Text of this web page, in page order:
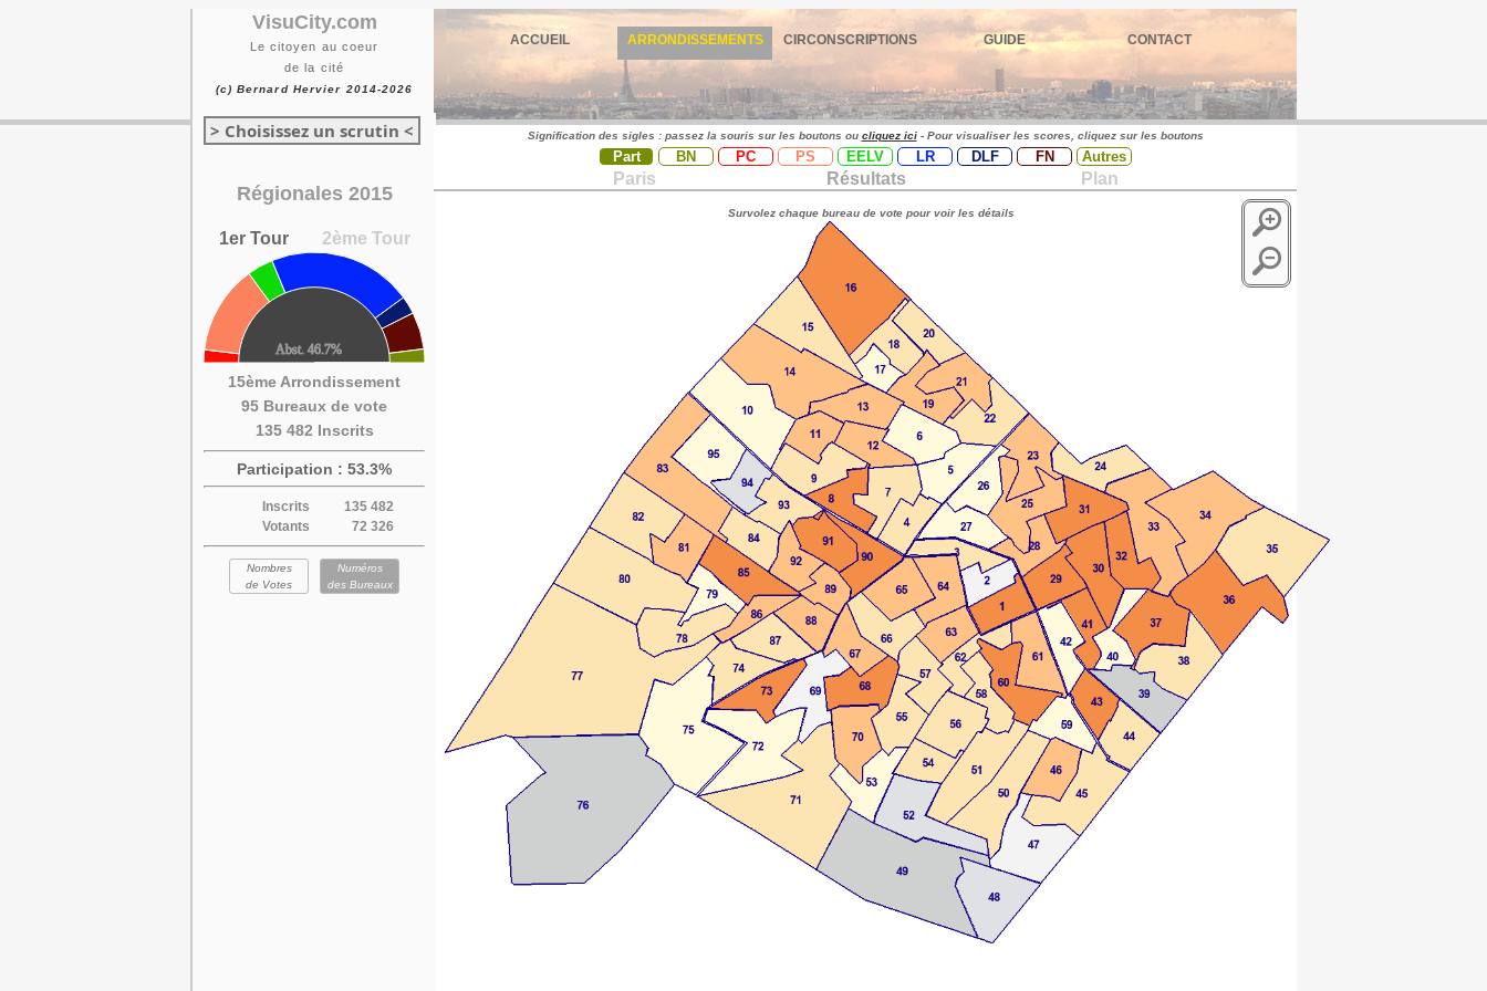
VisuCity.com
Le citoyen au coeur
de la cité
(c) Bernard Hervier 2014-2026
ACCUEIL ARRONDISSEMENTS CIRCONSCRIPTIONS GUIDE CONTACT
> Choisissez un scrutin <
Régionales 2015
1er Tour 2ème Tour
15ème Arrondissement
95 Bureaux de vote
135 482 Inscrits
Participation : 53.3%
Inscrits
135 482
Votants
72 326
Nombres
de Votes
Numéros
des Bureaux
Signification des sigles : passez la souris sur les boutons ou cliquez ici- Pour visualiser les scores, cliquez sur les boutons
Part BN PC PS EELV LR DLF FN Autres
Paris Résultats Plan
Survolez chaque bureau de vote pour voir les détails